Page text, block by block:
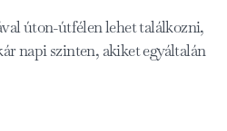
úton-útfélen lehet találkozni,
napi szinten, akiket egyáltalán